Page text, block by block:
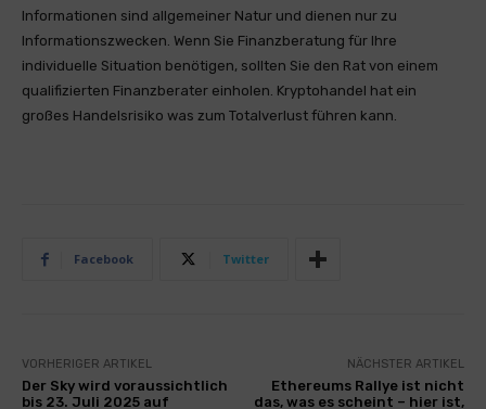
Informationen sind allgemeiner Natur und dienen nur zu
Informationszwecken. Wenn Sie Finanzberatung für Ihre
individuelle Situation benötigen, sollten Sie den Rat von einem
qualifizierten Finanzberater einholen. Kryptohandel hat ein
großes Handelsrisiko was zum Totalverlust führen kann.
Facebook Twitter
VORHERIGER ARTIKEL
Der Sky wird voraussichtlich
bis 23. Juli 2025 auf
NÄCHSTER ARTIKEL
Ethereums Rallye ist nicht
das, was es scheint – hier ist,